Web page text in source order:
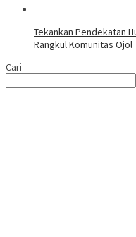
Tekankan Pendekatan
Rangkul Komunitas Ojol
Cari